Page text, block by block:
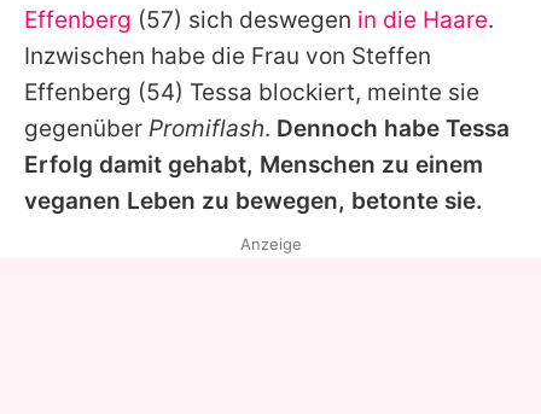
Effenberg (57) sich deswegen in die Haare.
Inzwischen habe die Frau von Steffen
Effenberg (54) Tessa blockiert, meinte sie
gegenüber Promiflash. Dennoch habe Tessa
Erfolg damit gehabt, Menschen zu einem
veganen Leben zu bewegen, betonte sie.
Anzeige